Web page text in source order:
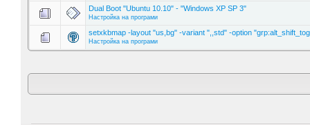
Dual Boot "Ubuntu 10.10" - "Windows XP SP 3"
Настройка на програми
setxkbmap -layout "us,bg" -variant ",,std" -option
Настройка на програми